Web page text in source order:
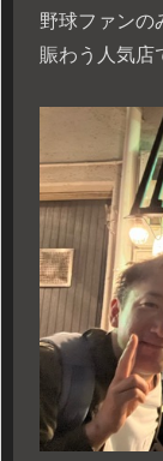
野球ファンの
賑わう人気店